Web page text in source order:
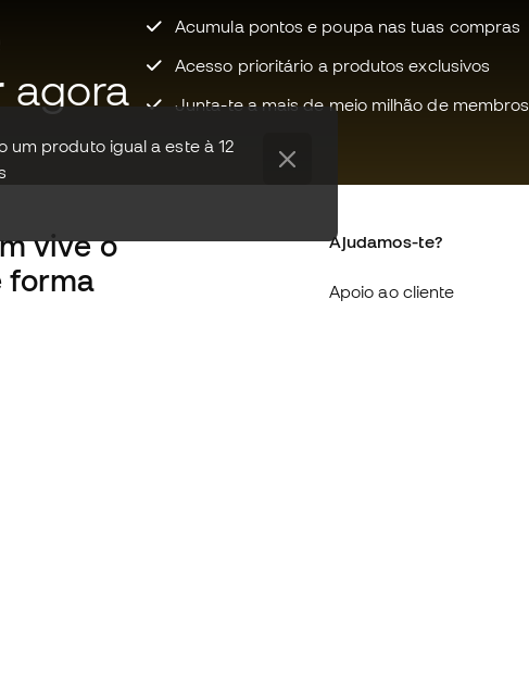
um produto igual a este à 12
agora
Acumula pontos e poupa nas tuas compras
Acesso prioritário a produtos exclusivos
Junta-te a mais de meio milhão de membros
vive o
forma
Ajudamos-te?
Apoio ao cliente